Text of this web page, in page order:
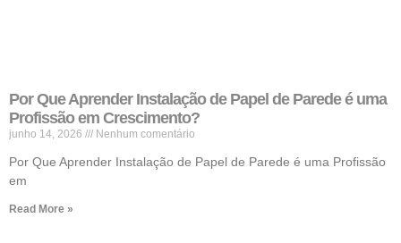
Por Que Aprender Instalação de Papel de Parede é uma
Profissão em Crescimento?
junho 14, 2026 Nenhum comentário
Por Que Aprender Instalação de Papel de Parede é uma Profissão
em
Read More »